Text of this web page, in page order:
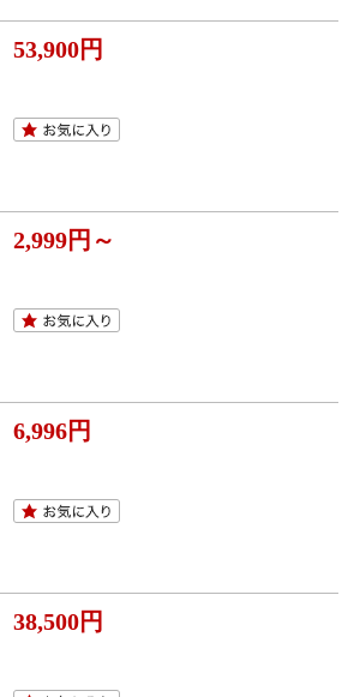
53,900円
2,999円～
6,996円
38,500円